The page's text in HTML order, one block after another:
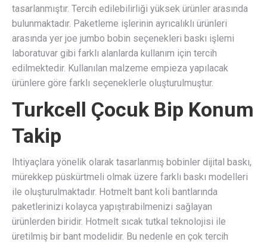
tasarlanmıştır. Tercih edilebilirliği yüksek ürünler arasında
bulunmaktadır. Paketleme işlerinin ayrıcalıklı ürünleri
arasında yer joe jumbo bobin seçenekleri baskı işlemi
laboratuvar gibi farklı alanlarda kullanım için tercih
edilmektedir. Kullanılan malzeme empieza yapılacak
ürünlere göre farklı seçeneklerle oluşturulmuştur.
Turkcell Çocuk Bip Konum
Takip
Ihtiyaçlara yönelik olarak tasarlanmış bobinler dijital baskı,
mürekkep püskürtmeli olmak üzere farklı baskı modelleri
ile oluşturulmaktadır. Hotmelt bant koli bantlarında
paketlerinizi kolayca yapıştırabilmenizi sağlayan
ürünlerden biridir. Hotmelt sıcak tutkal teknolojisi ile
üretilmiş bir bant modelidir. Bu nedenle en çok tercih